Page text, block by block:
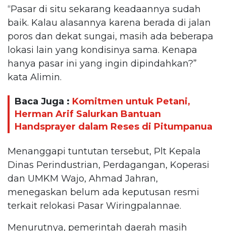
“Pasar di situ sekarang keadaannya sudah
baik. Kalau alasannya karena berada di jalan
poros dan dekat sungai, masih ada beberapa
lokasi lain yang kondisinya sama. Kenapa
hanya pasar ini yang ingin dipindahkan?”
kata Alimin.
Baca Juga : Komitmen untuk Petani,
Herman Arif Salurkan Bantuan
Handsprayer dalam Reses di Pitumpanua
Menanggapi tuntutan tersebut, Plt Kepala
Dinas Perindustrian, Perdagangan, Koperasi
dan UMKM Wajo, Ahmad Jahran,
menegaskan belum ada keputusan resmi
terkait relokasi Pasar Wiringpalannae.
Menurutnya, pemerintah daerah masih